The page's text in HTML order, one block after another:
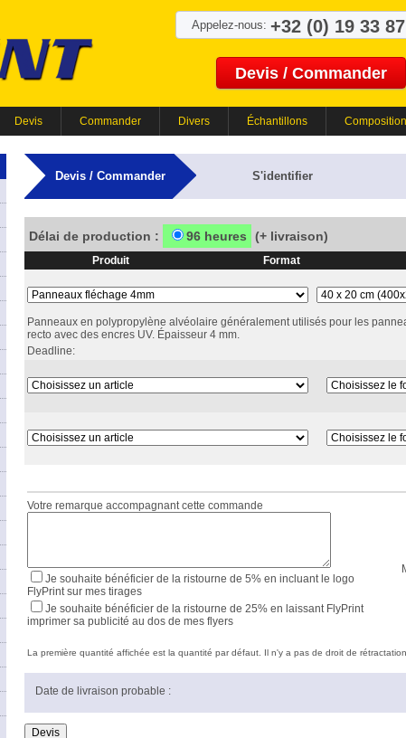
Appelez-nous: +32 (0) 19 33
Devis / Commander
Devis Commander Divers Échantillons
Devis / Commander S'identifier
Délai de production : 96 heures (+ livraison)
Produit Format
Panneaux en polypropylène alvéolaire généralement utilisés pour les
recto avec des encres UV. Épaisseur 4 mm.
Deadline:
Votre remarque accompagnant cette commande
Je souhaite bénéficier de la ristourne de 5% en incluant le logo
FlyPrint sur mes tirages
Je souhaite bénéficier de la ristourne de 25% en laissant FlyPrint
imprimer sa publicité au dos de mes flyers
La première quantité affichée est la quantité par défaut. Il n'y a pas de droit de
Date de livraison probable :